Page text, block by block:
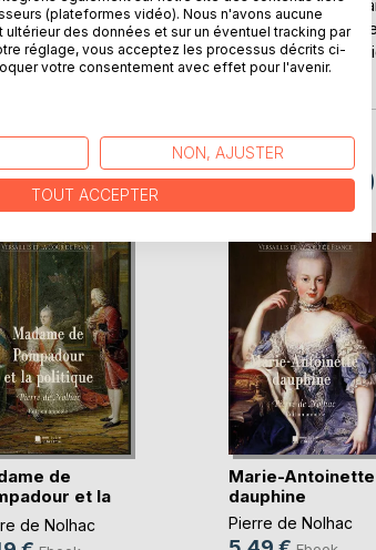
trop petite. Poussés jusqu'au bout de leur
du temps produisent comme à la chaîne
Roi Soleil va bientôt dépasser toutes les
annotée)
TITRES À
de
et la
de Nolhac
Marie-Antoinette
dauphine
Pierre de Nolhac
(plateformes vidéo). Nous n'avons aucune
des données et sur un éventuel tracking par
réglage, vous acceptez les processus décrits ci-
votre consentement avec effet pour l'avenir.
NON, AJUSTER
TOUT ACCEPTER